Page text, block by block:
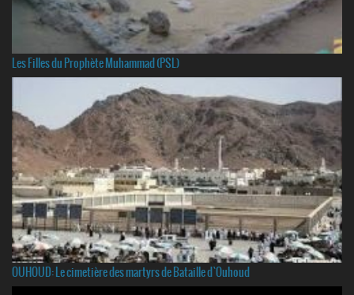
Les Filles du Prophète Muhammad (PSL)
OUHOUD: Le cimetière des martyrs de Bataille d`Ouhoud